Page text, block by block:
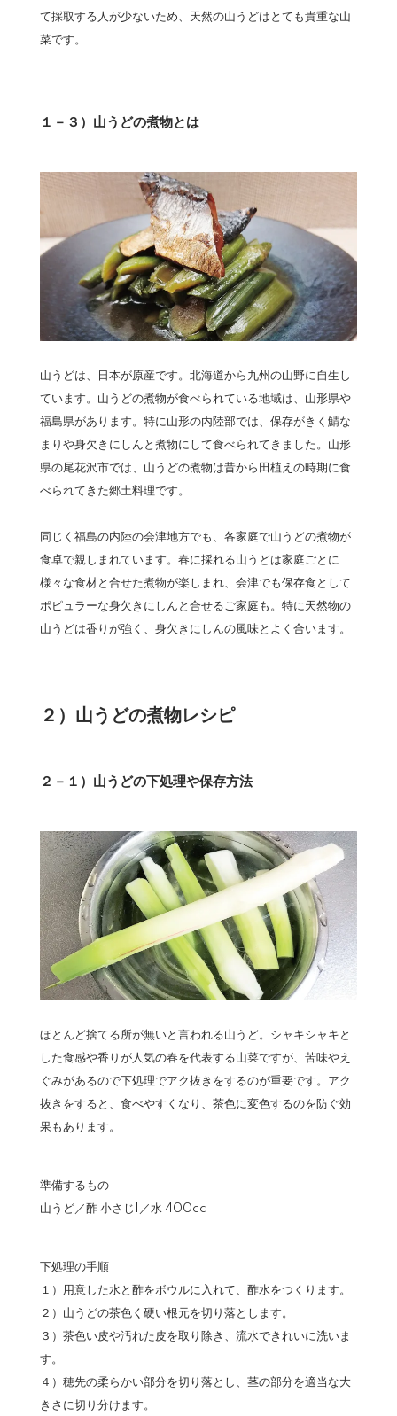
て採取する人が少ないため、天然の山うどはとても貴重な山
菜です。
１－３）山うどの煮物とは
山うどは、日本が原産です。北海道から九州の山野に自生し
ています。山うどの煮物が食べられている地域は、山形県や
福島県があります。特に山形の内陸部では、保存がきく鯖な
まりや身欠きにしんと煮物にして食べられてきました。山形
県の尾花沢市では、山うどの煮物は昔から田植えの時期に食
べられてきた郷土料理です。
同じく福島の内陸の会津地方でも、各家庭で山うどの煮物が
食卓で親しまれています。春に採れる山うどは家庭ごとに
様々な食材と合せた煮物が楽しまれ、会津でも保存食として
ポピュラーな身欠きにしんと合せるご家庭も。特に天然物の
山うどは香りが強く、身欠きにしんの風味とよく合います。
２）山うどの煮物レシピ
２－１）山うどの下処理や保存方法
ほとんど捨てる所が無いと言われる山うど。シャキシャキと
した食感や香りが人気の春を代表する山菜ですが、苦味やえ
ぐみがあるので下処理でアク抜きをするのが重要です。アク
抜きをすると、食べやすくなり、茶色に変色するのを防ぐ効
果もあります。
準備するもの
山うど／酢 小さじ1／水 400cc
下処理の手順
１）用意した水と酢をボウルに入れて、酢水をつくります。
２）山うどの茶色く硬い根元を切り落とします。
３）茶色い皮や汚れた皮を取り除き、流水できれいに洗いま
す。
４）穂先の柔らかい部分を切り落とし、茎の部分を適当な大
きさに切り分けます。